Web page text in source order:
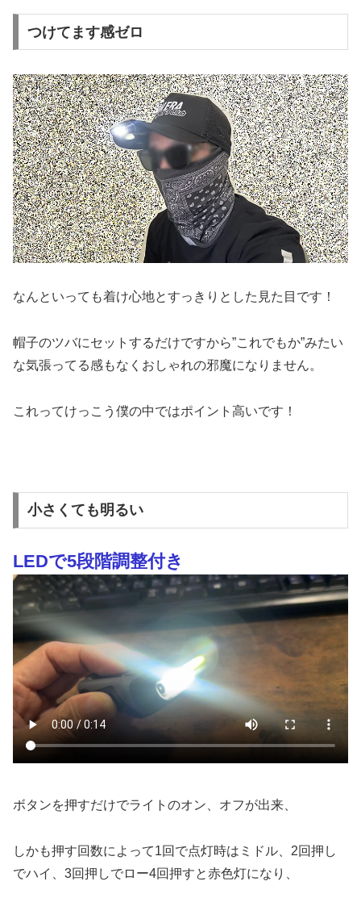
つけてます感ゼロ
なんといっても着け心地とすっきりとした見た目です！
帽子のツバにセットするだけですから”これでもか”みたい
な気張ってる感もなくおしゃれの邪魔になりません。
これってけっこう僕の中ではポイント高いです！
小さくても明るい
LEDで5段階調整付き
ボタンを押すだけでライトのオン、オフが出来、
しかも押す回数によって1回で点灯時はミドル、2回押し
でハイ、3回押しでロー4回押すと赤色灯になり、